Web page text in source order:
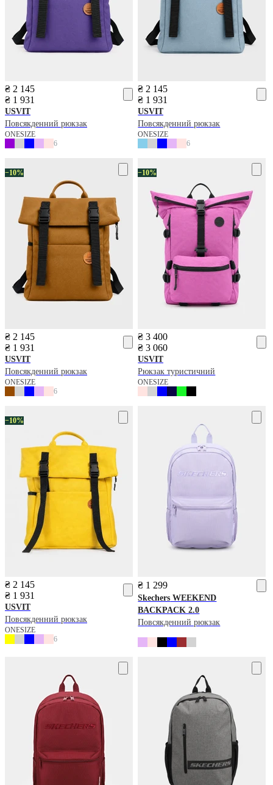
₴ 2 145
₴ 1 931
USVIT
Повсякденний рюкзак
ONESIZE
6
₴ 2 145
₴ 1 931
USVIT
Повсякденний рюкзак
ONESIZE
6
−10%
₴ 2 145
₴ 1 931
USVIT
Повсякденний рюкзак
ONESIZE
6
−10%
₴ 3 400
₴ 3 060
USVIT
Рюкзак туристичний
ONESIZE
−10%
₴ 2 145
₴ 1 931
USVIT
Повсякденний рюкзак
ONESIZE
6
₴ 1 299
Skechers WEEKEND
BACKPACK 2.0
Повсякденний рюкзак